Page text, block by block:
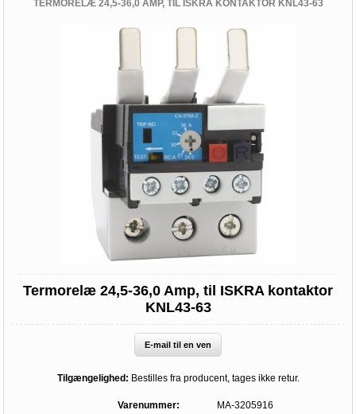
TERMORELÆ 24,5-36,0 AMP, TIL ISKRA KONTAKTOR KNL43-63
Termorelæ 24,5-36,0 Amp, til ISKRA kontaktor
KNL43-63
E-mail til en ven
Tilgængelighed: Bestilles fra producent, tages ikke retur.
Varenummer:
MA-3205916